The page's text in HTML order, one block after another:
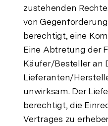
zustehenden
von
berechtigt, eine
Eine Abtretung der
Käufer/Besteller an
Lieferanten/
unwirksam. Der
berechtigt, die
Vertrages zu